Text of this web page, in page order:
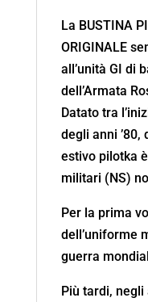
La BUSTINA
ORIGINALE
all’unità GI di
dell’Armata
Datato tra
degli anni
estivo pilotka
militari (NS)
Per la prima
dell’uniforme
guerra
Più tardi, negli